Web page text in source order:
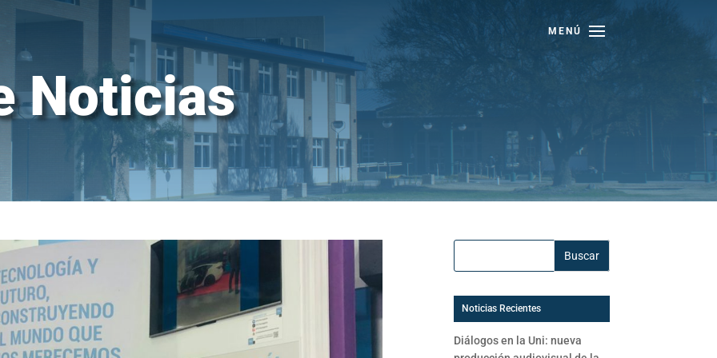
Noticias
Buscar:
Noticias Recientes
Diálogos en la Uni: nueva